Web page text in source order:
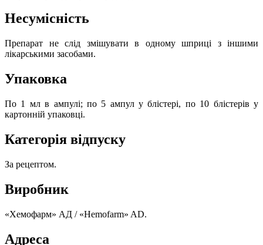
Несумісність
Препарат не слід змішувати в одному шприці з іншими
лікарськими засобами.
Упаковка
По 1 мл в ампулі; по 5 ампул у блістері, по 10 блістерів у
картонній упаковці.
Категорія відпуску
За рецептом.
Виробник
«Хемофарм» АД / «Hemofarm» AD.
Адреса